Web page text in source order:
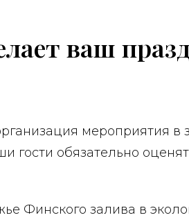
ваш
мероприятия в
гости обязательно
Финского залива в